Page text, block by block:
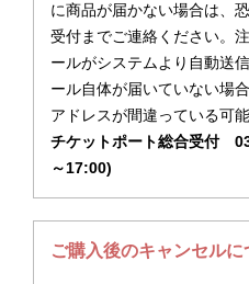
に商品が届かない場合は、
受付までご連絡ください。
ールがシステムより自動送
ール自体が届いていない場
アドレスが間違っている可
チケットポート総合受付
～17:00)
ご購入後のキャンセルに